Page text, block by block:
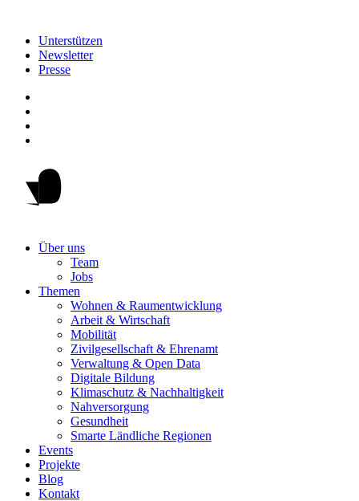
Unterstützen
Newsletter
Presse
Über uns
Team
Jobs
Themen
Wohnen & Raumentwicklung
Arbeit & Wirtschaft
Mobilität
Zivilgesellschaft & Ehrenamt
Verwaltung & Open Data
Digitale Bildung
Klimaschutz & Nachhaltigkeit
Nahversorgung
Gesundheit
Smarte Ländliche Regionen
Events
Projekte
Blog
Kontakt